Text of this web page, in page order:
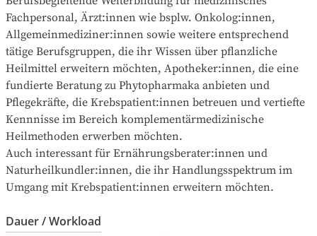
Fachpersonal, Ärzt:innen wie bsplw. Onkolog:innen,
Allgemeinmediziner:innen sowie weitere entsprechend
tätige Berufsgruppen, die ihr Wissen über pflanzliche
Heilmittel erweitern möchten, Apotheker:innen, die eine
fundierte Beratung zu Phytopharmaka anbieten und
Pflegekräfte, die Krebspatient:innen betreuen und vertiefte
Kennnisse im Bereich komplementärmedizinische
Heilmethoden erwerben möchten.
Auch interessant für Ernährungsberater:innen und
Naturheilkundler:innen, die ihr Handlungsspektrum im
Umgang mit Krebspatient:innen erweitern möchten.
Dauer / Workload